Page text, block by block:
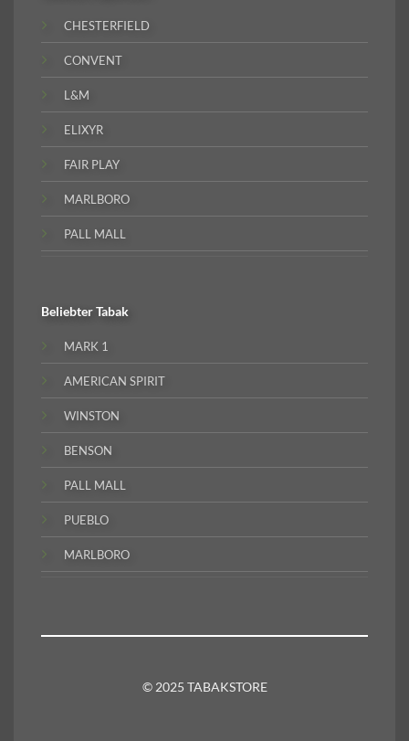
CHESTERFIELD
CONVENT
L&M
ELIXYR
FAIR PLAY
MARLBORO
PALL MALL
BeliebterTabak
MARK 1
AMERICAN SPIRIT
WINSTON
BENSON
PALL MALL
PUEBLO
MARLBORO
© 2025 TABAKSTORE